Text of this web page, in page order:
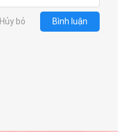
Hủy bỏ Bình luận